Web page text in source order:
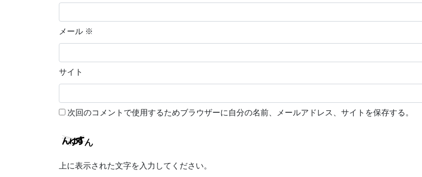
メール ※
サイト
次回のコメントで使用するためブラウザーに自分の名前、メールアドレス、サイトを保存する。
上に表示された文字を入力してください。